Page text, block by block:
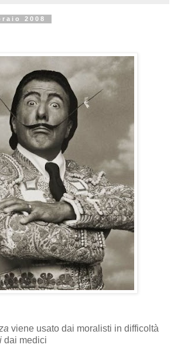
2008
viene usato dai moralisti in difficoltà
dai medici